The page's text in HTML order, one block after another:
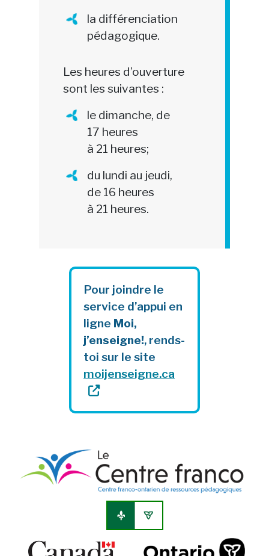
la différenciation
pédagogique.
Les heures d’ouverture
sont les suivantes :
le dimanche, de
17 heures
à 21 heures;
du lundi au jeudi,
de 16 heures
à 21 heures.
Pour joindre le
service d’appui en
ligne Moi,
j’enseigne!, rends-
toi sur le site
moijenseigne.ca